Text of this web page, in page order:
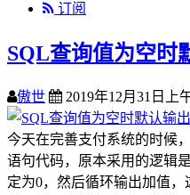
订阅
SQL查询值为空时
傲世 2019年12月31日上
今天在完善支付系统的时候
语句代码，原本采用的逻辑
定为0，然后循环输出加值